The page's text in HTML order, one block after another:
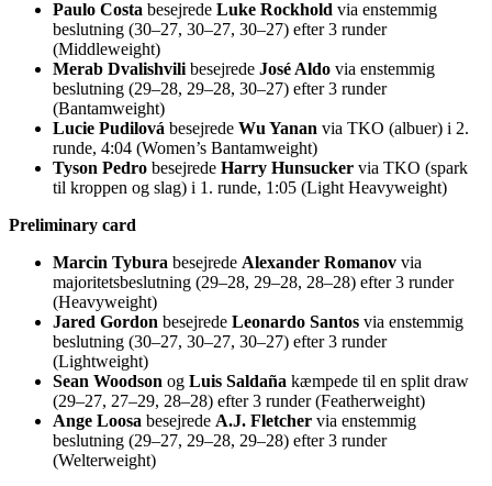
Paulo Costa besejrede Luke Rockhold via enstemmig
beslutning (30–27, 30–27, 30–27) efter 3 runder
(Middleweight)
Merab Dvalishvili besejrede José Aldo via enstemmig
beslutning (29–28, 29–28, 30–27) efter 3 runder
(Bantamweight)
Lucie Pudilová besejrede Wu Yanan via TKO (albuer) i 2.
runde, 4:04 (Women’s Bantamweight)
Tyson Pedro besejrede Harry Hunsucker via TKO (spark
til kroppen og slag) i 1. runde, 1:05 (Light Heavyweight)
Preliminary card
Marcin Tybura besejrede Alexander Romanov via
majoritetsbeslutning (29–28, 29–28, 28–28) efter 3 runder
(Heavyweight)
Jared Gordon besejrede Leonardo Santos via enstemmig
beslutning (30–27, 30–27, 30–27) efter 3 runder
(Lightweight)
Sean Woodson og Luis Saldaña kæmpede til en split draw
(29–27, 27–29, 28–28) efter 3 runder (Featherweight)
Ange Loosa besejrede A.J. Fletcher via enstemmig
beslutning (29–27, 29–28, 29–28) efter 3 runder
(Welterweight)